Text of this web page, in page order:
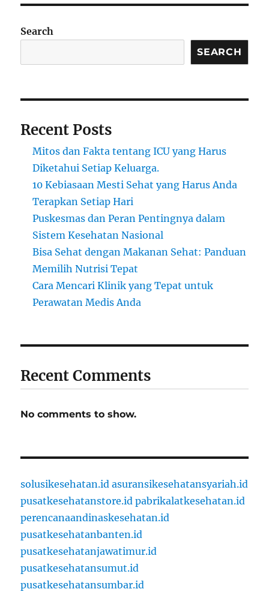
Search
SEARCH
Recent Posts
Mitos dan Fakta tentang ICU yang Harus
Diketahui Setiap Keluarga.
10 Kebiasaan Mesti Sehat yang Harus Anda
Terapkan Setiap Hari
Puskesmas dan Peran Pentingnya dalam
Sistem Kesehatan Nasional
Bisa Sehat dengan Makanan Sehat: Panduan
Memilih Nutrisi Tepat
Cara Mencari Klinik yang Tepat untuk
Perawatan Medis Anda
Recent Comments
No comments to show.
solusikesehatan.id asuransikesehatansyariah.id
pusatkesehatanstore.id pabrikalatkesehatan.id
perencanaandinaskesehatan.id
pusatkesehatanbanten.id
pusatkesehatanjawatimur.id
pusatkesehatansumut.id
pusatkesehatansumbar.id